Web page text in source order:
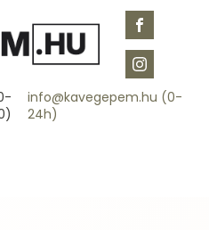
info@kavegepem.hu (0-
24h)